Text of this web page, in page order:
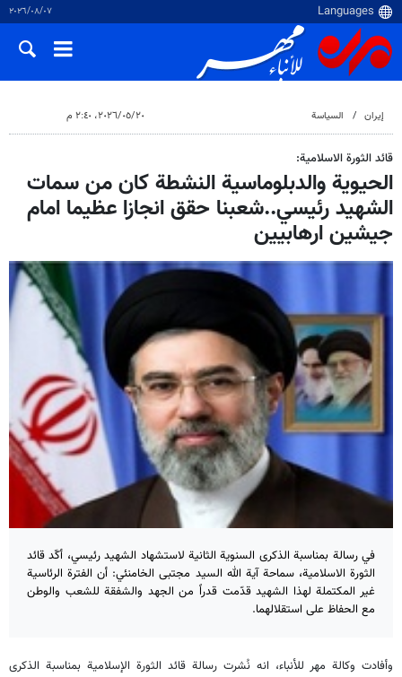
٠٧‏/٠٨‏/٢٠٢٦
إيران السياسة ٢٠‏/٠٥‏/٢٠٢٦، ٢:٤٠ م
قائد الثورة الاسلامية:
الحيوية والدبلوماسية النشطة كان من سمات
الشهيد رئيسي..شعبنا حقق انجازا عظيما امام
جيشين ارهابيين
في رسالة بمناسبة الذكرى السنوية الثانية لاستشهاد الشهيد رئيسي، أكّد قائد
الثورة الاسلامية، سماحة آية الله السيد مجتبى الخامنئي: أن الفترة الرئاسية
غير المكتملة لهذا الشهيد قدّمت قدراً من الجهد والشفقة للشعب والوطن
مع الحفاظ على استقلالهما.
وأفادت وكالة مهر للأنباء، انه نُشرت رسالة قائد الثورة الإسلامية بمناسبة الذكرى